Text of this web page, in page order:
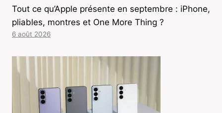
Tout ce qu’Apple présente en septembre : iPhone,
pliables, montres et One More Thing ?
6 août 2026